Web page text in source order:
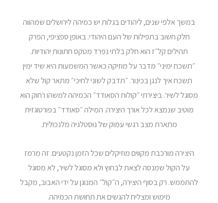
במשך אלפי שנים, ליהודים בגלות יש כמיהה לירושלים שמהווה
חלק חשוב בתפילות של העם היהודי. באופן ספציפי, הפרק
תהילים קל״ז הוא חלק בלתי נפרד מטקס חתונות יהודיות.
״תשכח ימיני״ מדבר על מוזיקה כאשר המשמעות היא שיד ימין
תשכח איך לנגן בכינור. ״תדבק לשוני לחיכי״ מתאר קול שלא
מסוגל לשיר. ביצירתי ״קולות הסאודד״ הכמיהה למשהו רחוק הוא
מוטיב שנמצא לכל אורך היצירה. המילה ״סאודד״ בפורטוגזית
מתארת מצב רגשי עמוק של נוסטלגיה מלנכולית.
היצירה מורכבת מקווים מוזיקלים שכל הזמן נקטעים. זה מרמז
על הקול שמנסה לצאת לבחוץ ולא מסוגל לשיר, לא מסוגל
להתממש. רק בסוף היצירה, ה״קול״ המנוגן על ידי האבוב, מקבל
מימוש ומצליח להגשים את תחושת הכמיהה.